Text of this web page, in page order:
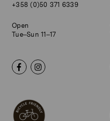
+358 (0)50 371 6339
Open
Tue–Sun 11–17